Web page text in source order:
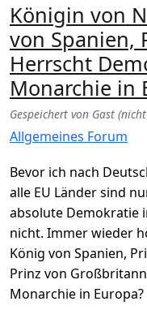
Königin von
von Spanien,
Herrscht
Monarchie in
Gespeichert von Gast
Allgemeines Forum
Bevor ich nach
alle EU Länder sind
absolute Demokratie
nicht. Immer wieder
König von Spanien,
Prinz von
Monarchie in Europa?